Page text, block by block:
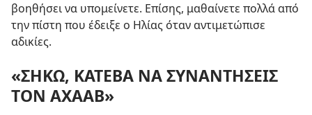
βοηθήσει να υπομείνετε. Επίσης, μαθαίνετε πολλά από
την πίστη που έδειξε ο Ηλίας όταν αντιμετώπισε
αδικίες.
«ΣΗΚΩ, ΚΑΤΕΒΑ ΝΑ ΣΥΝΑΝΤΗΣΕΙΣ
ΤΟΝ ΑΧΑΑΒ»